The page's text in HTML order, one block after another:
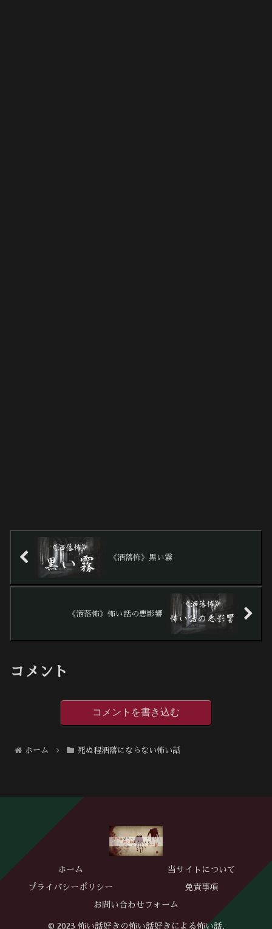
《洒落怖》黒い霧
《洒落怖》怖い話の悪影響
コメント
コメントを書き込む
ホーム 死ぬ程洒落にならない怖い話
ホーム 当サイトについて
プライバシーポリシー 免責事項
お問い合わせフォーム
© 2023 怖い話好きの怖い話好きによる怖い話.